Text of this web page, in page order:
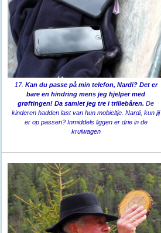
17. Kan du passe på min telefon, Nardi? Det er
bare en hindring mens jeg hjelper med
grøftingen! Da samlet jeg tre i trillebåren. De
kinderen hadden last van hun mobieltje. Nardi, kun jij
er op passen? Inmiddels liggen er drie in de
kruiwagen